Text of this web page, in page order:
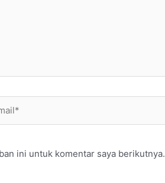
ini untuk komentar saya berikutnya.